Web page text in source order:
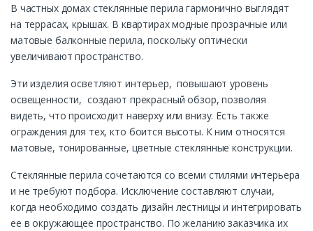
В частных домах стеклянные перила гармонично выглядят
на террасах, крышах. В квартирах модные прозрачные или
матовые балконные перила, поскольку оптически
увеличивают пространство.
Эти изделия осветляют интерьер, повышают уровень
освещенности, создают прекрасный обзор, позволяя
видеть, что происходит наверху или внизу. Есть также
ограждения для тех, кто боится высоты. К ним относятся
матовые, тонированные, цветные стеклянные конструкции.
Стеклянные перила сочетаются со всеми стилями интерьера
и не требуют подбора. Исключение составляют случаи,
когда необходимо создать дизайн лестницы и интегрировать
ее в окружающее пространство. По желанию заказчика их